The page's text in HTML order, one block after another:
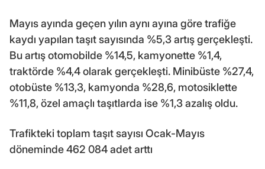
Mayıs ayında geçen yılın aynı ayına göre trafiğe
kaydı yapılan taşıt sayısında %5,3 artış gerçekleşti.
Bu artış otomobilde %14,5, kamyonette %1,4,
traktörde %4,4 olarak gerçekleşti. Minibüste %27,4,
otobüste %13,3, kamyonda %28,6, motosiklette
%11,8, özel amaçlı taşıtlarda ise %1,3 azalış oldu.
Trafikteki toplam taşıt sayısı Ocak-Mayıs
döneminde 462 084 adet arttı